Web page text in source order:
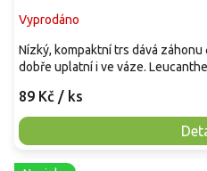
Vyprodáno
89 Kč / ks
Nízký, kompaktní trs dává
dobře uplatní i ve váze.